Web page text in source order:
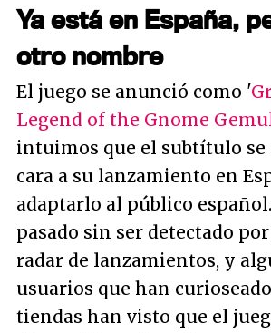
Ya está en España,
otro nombre
El juego se anunció como '
Legend of the Gnome
intuimos que el subtítulo se
cara a su lanzamiento en
adaptarlo al público
pasado sin ser detectado
radar de lanzamientos, y
usuarios que han
tiendas han visto que el